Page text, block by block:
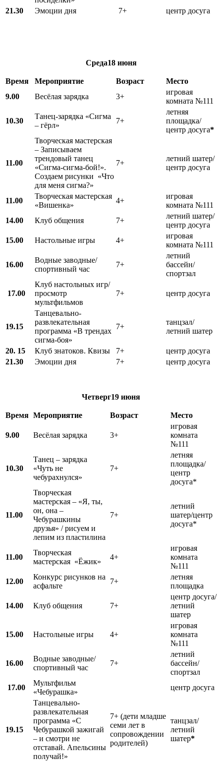
21.30
Эмоции дня 7+ центр досуга
Среда18 июня
Время Мероприятие Возраст
Место
9.00
Весёлая зарядка 3+
игровая
комната №111
10.30
Танец-зарядка «Сигма
– гёрл»
7+
летняя
площадка/
центр досуга*
11.00
Творческая мастерская
– Записываем
трендовый танец
«Сигма-сигма-бой!».
Создаем рисунки «Что
для меня сигма?»
7+
летний шатер/
центр досуга
11.00
Творческая мастерская
«Вишенка»
4+
игровая
комната №111
14.00
Клуб общения 7+
летний шатер/
центр досуга
15.00
Настольные игры 4+
игровая
комната №111
16.00
Водные заводные/
спортивный час
7+
летний
бассейн/
спортзал
17.00
Клуб настольных игр/
просмотр
мультфильмов
7+ центр досуга
19.15
Танцевально-
развлекательная
программа «В трендах
сигма-боя»
7+
танцзал/
летний шатер
20. 15 Клуб знатоков. Квизы 7+
центр досуга
21.30
Эмоции дня 7+ центр досуга
Четверг19 июня
Время Мероприятие Возраст Место
9.00 Весёлая зарядка 3+
игровая
комната
№111
10.30
Танец – зарядка
«Чуть не
чебурахнулся»
7+
летняя
площадка/
центр
досуга*
11.00
Творческая
мастерская – «Я, ты,
он, она –
Чебурашкины
друзья» / рисуем и
лепим из пластилина
7+
летний
шатер/центр
досуга*
11.00
Творческая
мастерская «Ёжик»
4+
игровая
комната
№111
12.00
Конкурс рисунков на
асфальте
7+
летняя
площадка
14.00 Клуб общения 7+
центр досуга/
летний
шатер
15.00 Настольные игры 4+
игровая
комната
№111
16.00
Водные заводные/
спортивный час
7+
летний
бассейн/
спортзал
17.00
Мультфильм
«Чебурашка»
центр досуга
19.15
Танцевально-
развлекательная
программа «С
Чебурашкой зажигай
– и смотри не
отставай. Апельсины
получай!»
7+ (дети младше
семи лет в
сопровождении
родителей)
танцзал/
летний
шатер*